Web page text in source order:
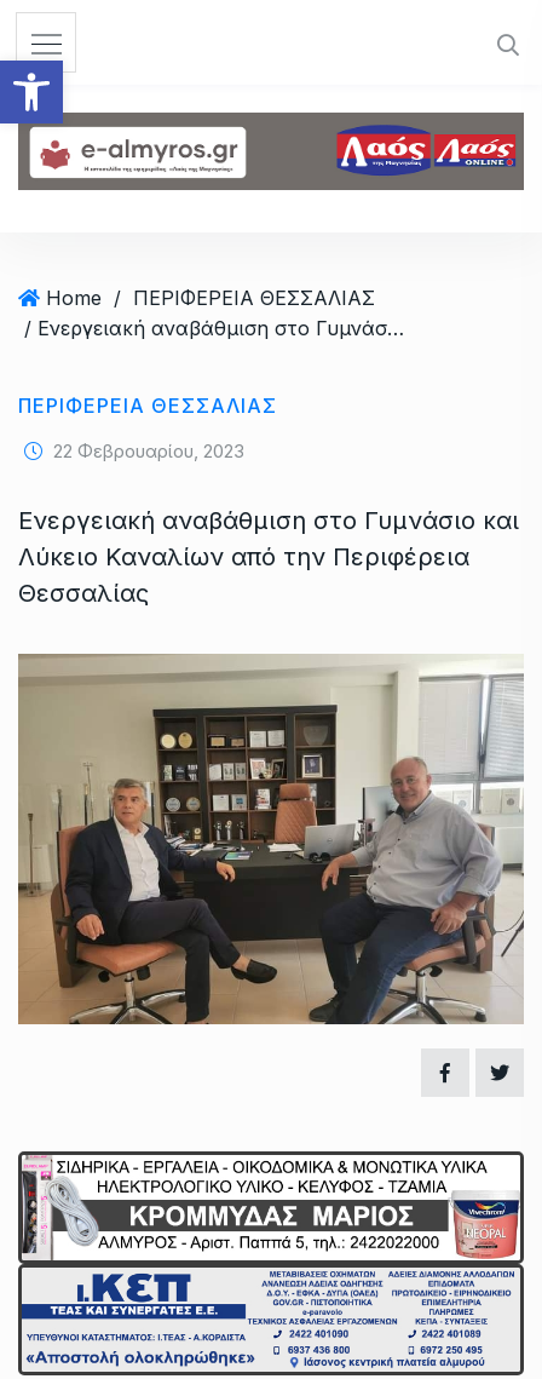
Ανοίξτε τη γραμμή
Home / ΠΕΡΙΦΕΡΕΙΑ ΘΕΣΣΑΛΙΑΣ
/ Ενεργειακή αναβάθμιση στο Γυμνάσιο και Λύκειο Καναλίων από την Περιφέρεια Θεσσαλίας
ΠΕΡΙΦΕΡΕΙΑ ΘΕΣΣΑΛΙΑΣ
22 Φεβρουαρίου, 2023
Ενεργειακή αναβάθμιση στο Γυμνάσιο και
Λύκειο Καναλίων από την Περιφέρεια
Θεσσαλίας